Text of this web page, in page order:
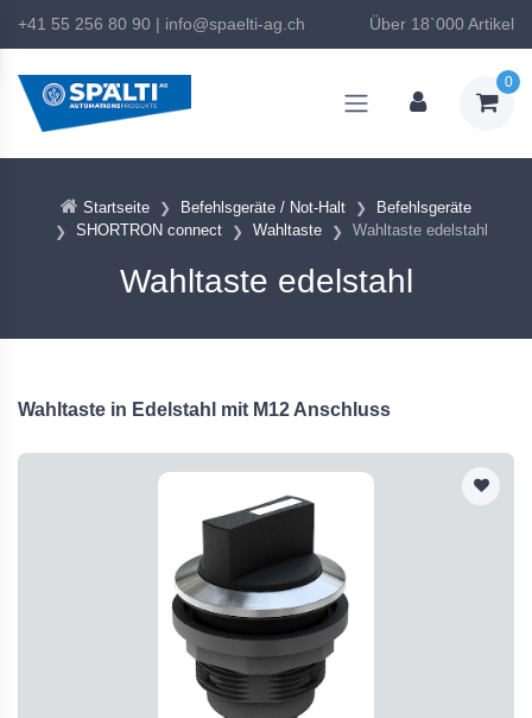
+41 55 256 80 90 | info@spaelti-ag.ch Über 18`000 Artikel
0
Startseite Befehlsgeräte / Not-Halt
Befehlsgeräte
SHORTRON connect
Wahltaste Wahltaste edelstahl
Wahltaste edelstahl
Wahltaste in Edelstahl mit M12 Anschluss